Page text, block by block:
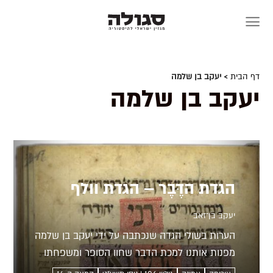
דף הבית > יעקב בן שלמה
יעקב בן שלמה
הגדת הדֶּבֶר – הגדת וולף
יעקב בן־זאב
הערות בשולי הגדה שנכתבה על ידי יעקב בן שלמה
מפנות אותנו למכת הדבר שחוו הסופר ומשפחתו
במגפה שפקדה את אירופה. נראה כי הסופר שנפרד